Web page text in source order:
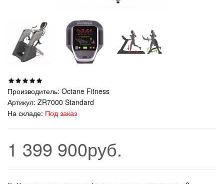
Производитель: Octane Fitness
Артикул: ZR7000 Standard
На складе: Под заказ
1 399 900руб.